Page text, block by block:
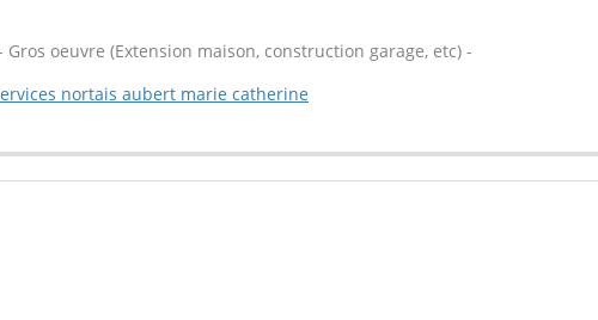
Gros oeuvre (Extension maison, construction garage, etc) -
nortais aubert marie catherine